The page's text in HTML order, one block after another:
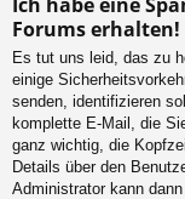
Forums erhalten!
Es tut uns leid, das zu
einige
senden, identifizieren
komplette E-Mail, die
ganz wichtig, die
Details über den
Administrator kann